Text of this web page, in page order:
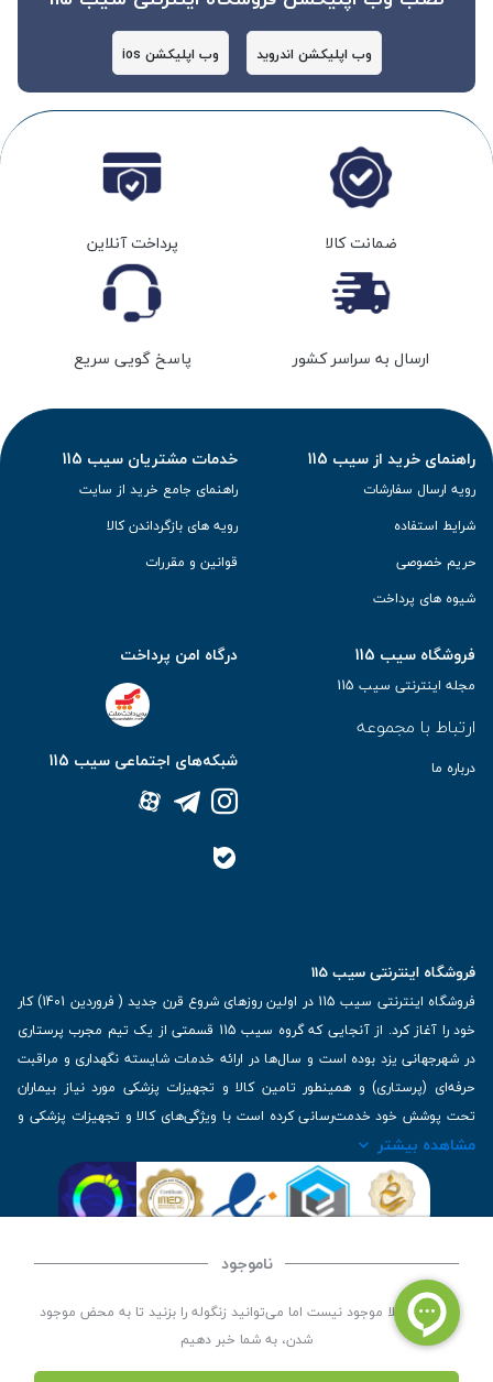
ناموجود
این کالا فعلا موجود نیست اما می‌توانید زنگوله را بزنید تا به محض موجود
شدن، به شما خبر دهیم
وب اپلیکشن اندروید وب اپلیکشن ios
ضمانت کالا پرداخت آنلاین
ارسال به سراسر کشور پاسخ گویی سریع
راهنمای خرید از سیب 115
رویه ارسال سفارشات
شرایط استفاده
حریم خصوصی
شیوه های پرداخت
خدمات مشتریان سیب 115
راهنمای جامع خرید از سایت
رویه های بازگرداندن کالا
قوانین و مقررات
فروشگاه سیب 115
مجله اینترنتی سیب 115
ارتباط با مجموعه
درباره ما
درگاه امن پرداخت
شبکه‌های اجتماعی سیب 115
فروشگاه اینترنتی سیب 115
فروشگاه اینترنتی سیب 115 در اولین روزهای شروع قرن جدید ( فروردین 1401) کار
خود را آغاز کرد. از آنجایی که گروه سیب 115 قسمتی از یک تیم مجرب پرستاری
در شهرجهانی یزد بوده است و سال‌ها در ارائه خدمات شایسته نگهداری و مراقبت
حرفه‌ای (پرستاری) و همینطور تامین کالا و تجهیزات پزشکی مورد نیاز بیماران
تحت پوشش خود خدمت‌رسانی کرده است با ویژگی‌های کالا و تجهیزات پزشکی و
برترین برندهای موجود در بازار اطلاعات بسیار ارزشمندی را دارا می‌باشد
| تلفن تماس : 36333383-035 | ایمیل: Info@Sib115.com
مشاهده بیشتر
کلیه حقوق این سایت متعلق به سیب 115 ( فروشگاه لوازم پزشکی سیب 115 ) است، توسعه و
کدنویسی توسطسپکام سیستم